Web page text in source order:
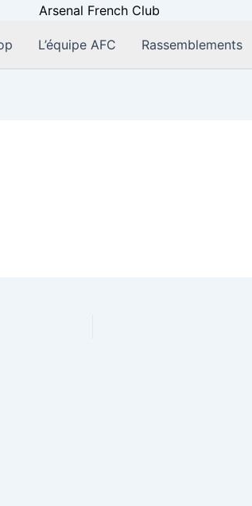
L’équipe AFC Rassemblements